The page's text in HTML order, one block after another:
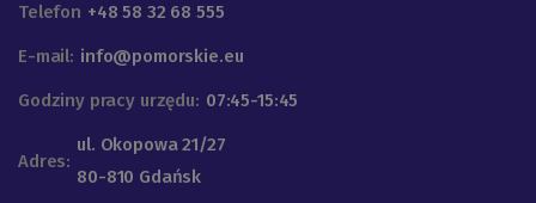
Telefon +48 58 32 68 555
E-mail: info@pomorskie.eu
Godziny pracy urzędu: 07:45-15:45
Adres:
ul. Okopowa 21/27
80-810 Gdańsk